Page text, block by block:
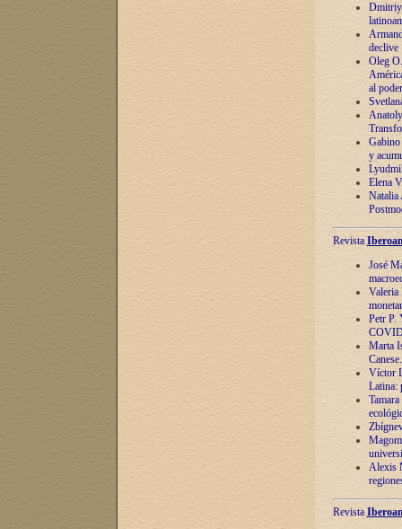
Dmitriy
declive
Oleg
al poder
y
Elena
Natalia
Revista
José
Valeria
Petr P.
Marta
Víctor
Latina:
Alexis
Revista